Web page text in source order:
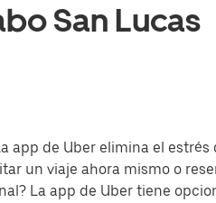
San Lucas
app de Uber elimina el estrés
un viaje ahora mismo o
La app de Uber tiene